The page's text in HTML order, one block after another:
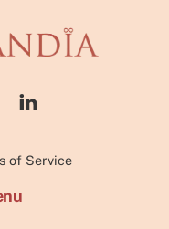
of Service